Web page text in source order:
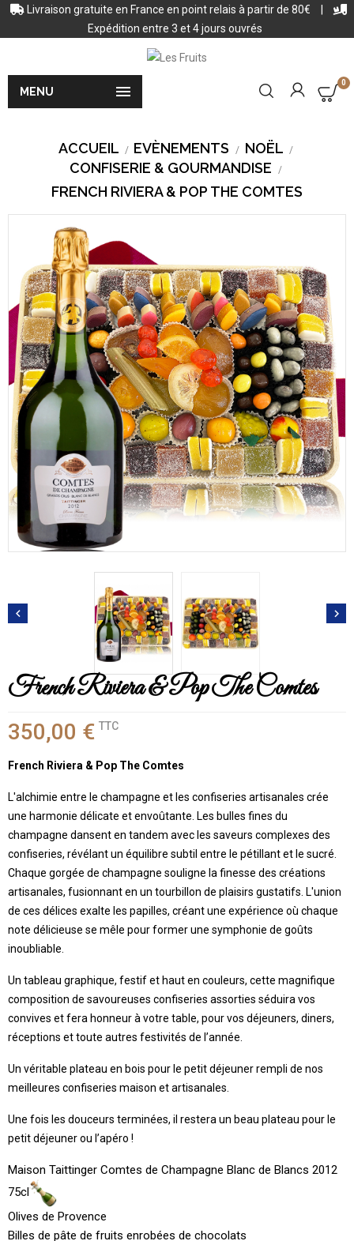
Livraison gratuite en France en point relais à partir de 80€
Expédition entre 3 et 4 jours ouvrés

MENU
0
ACCUEIL EVÈNEMENTS
NOËL
CONFISERIE & GOURMANDISE
FRENCH RIVIERA & POP THE COMTES
 
French Riviera & Pop The Comtes
350,00 € TTC
French Riviera & Pop The Comtes
L'alchimie entre le champagne et les confiseries artisanales crée
une harmonie délicate et envoûtante. Les bulles fines du
champagne dansent en tandem avec les saveurs complexes des
confiseries, révélant un équilibre subtil entre le pétillant et le sucré.
Chaque gorgée de champagne souligne la finesse des créations
artisanales, fusionnant en un tourbillon de plaisirs gustatifs. L'union
de ces délices exalte les papilles, créant une expérience où chaque
note délicieuse se mêle pour former une symphonie de goûts
inoubliable.
Un tableau graphique, festif et haut en couleurs, cette magnifique
composition de savoureuses confiseries assorties séduira vos
convives et fera honneur à votre table, pour vos déjeuners, diners,
réceptions et toute autres festivités de l’année.
Un véritable plateau en bois pour le petit déjeuner rempli de nos
meilleures confiseries maison et artisanales.
Une fois les douceurs terminées, il restera un beau plateau pour le
petit déjeuner ou l’apéro !
Maison Taittinger Comtes de Champagne Blanc de Blancs 2012
75cl
Olives de Provence
Billes de pâte de fruits enrobées de chocolats